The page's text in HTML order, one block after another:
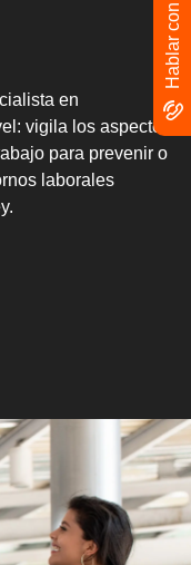
en
vigila los aspectos
para prevenir o
laborales